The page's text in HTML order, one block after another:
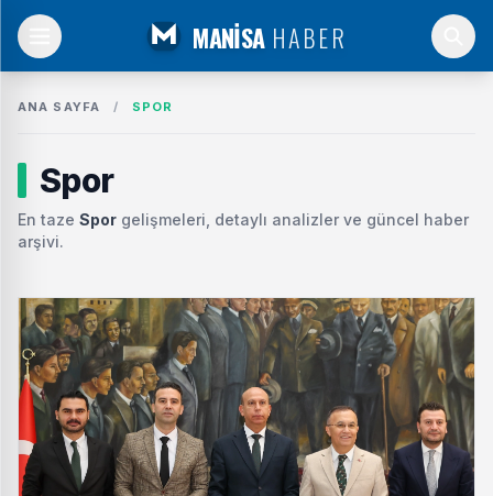
MANİSA HABER
ANA SAYFA / SPOR
Spor
En taze Spor gelişmeleri, detaylı analizler ve güncel haber
arşivi.